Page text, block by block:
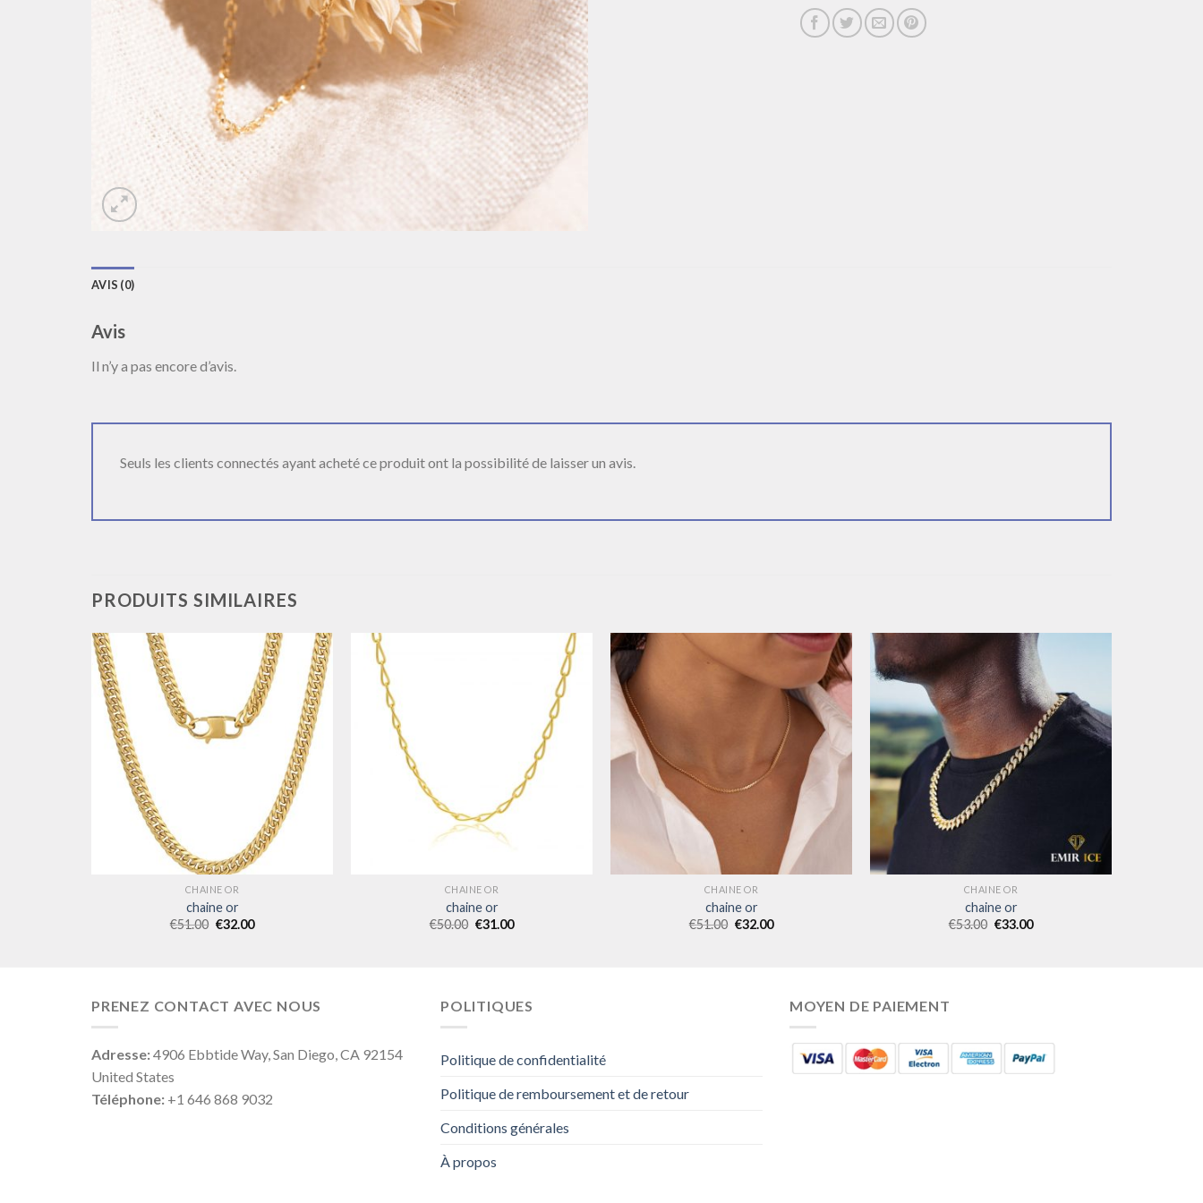
AVIS (0)
Avis
Il n’y a pas encore d’avis.
Seuls les clients connectés ayant acheté ce produit ont la possibilité de laisser un avis.
PRODUITS SIMILAIRES
CHAINE OR
chaine or
€51.00 €32.00
CHAINE OR
chaine or
€50.00 €31.00
CHAINE OR
chaine or
€51.00 €32.00
CHAINE OR
chaine or
€53.00 €33.00
PRENEZ CONTACT AVEC NOUS
Adresse:4906 Ebbtide Way, San Diego, CA 92154
United States
Téléphone: +1 646 868 9032
POLITIQUES
Politique de confidentialité
Politique de remboursement et de retour
Conditions générales
À propos
MOYEN DE PAIEMENT